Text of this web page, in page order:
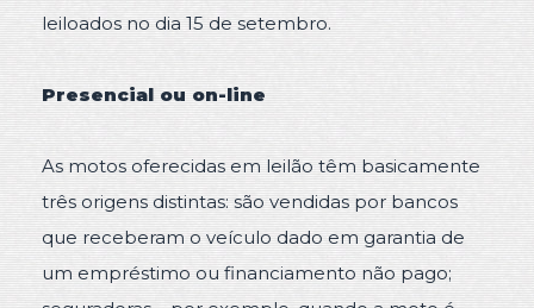
leiloados no dia 15 de setembro.
Presencial ou on-line
As motos oferecidas em leilão têm basicamente
três origens distintas: são vendidas por bancos
que receberam o veículo dado em garantia de
um empréstimo ou financiamento não pago;